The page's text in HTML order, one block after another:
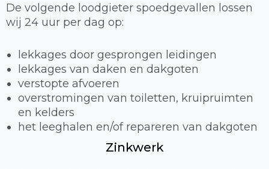
De volgende loodgieter spoedgevallen lossen
wij 24 uur per dag op:
lekkages door gesprongen leidingen
lekkages van daken en dakgoten
verstopte afvoeren
overstromingen van toiletten, kruipruimten
en kelders
het leeghalen en/of repareren van dakgoten
Zinkwerk